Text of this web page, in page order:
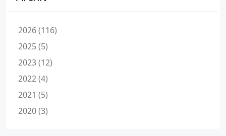
2026 (116)
2025 (5)
2023 (12)
2022 (4)
2021 (5)
2020 (3)